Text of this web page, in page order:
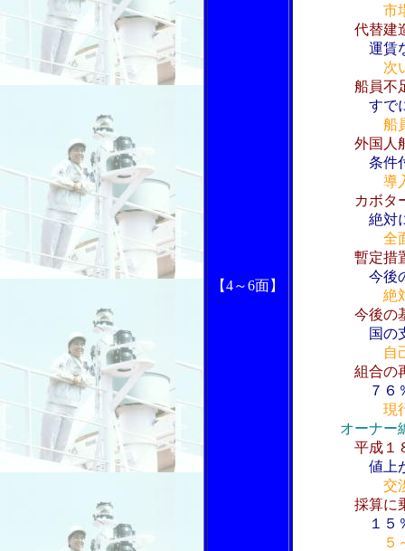
【4～6面】
市
代替建
運賃
次
船員不
すで
船
外国人
条件
導
カボタ
絶対
全
暫定措
今後
絶
今後の
国の
自
組合の
７６
現
オーナー
平成１
値上
交
採算に
１５
５